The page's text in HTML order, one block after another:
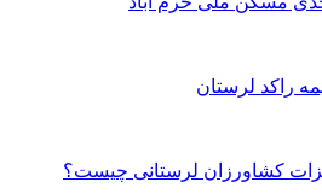
راکد لرستان